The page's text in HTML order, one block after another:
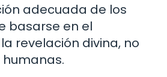
adecuada de los
basarse en el
revelación divina, no